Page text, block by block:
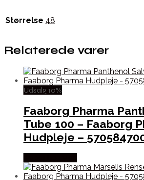
Størrelse 48
Relaterede varer
Udsalg 10%
Faaborg Pharma
Tube 100 – Faaborg
Hudpleje –